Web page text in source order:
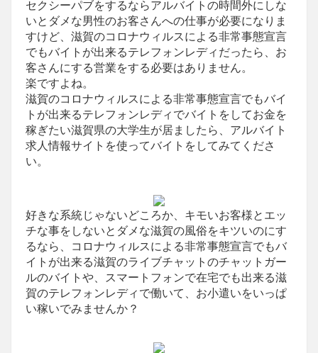
セクシーパブをするならアルバイトの時間外にしな
いとダメな男性のお客さんへの仕事が必要になりま
すけど、滋賀のコロナウィルスによる非常事態宣言
でもバイトが出来るテレフォンレディだったら、お
客さんにする営業をする必要はありません。
楽ですよね。
滋賀のコロナウィルスによる非常事態宣言でもバイ
トが出来るテレフォンレディでバイトをしてお金を
稼ぎたい滋賀県の大学生が居ましたら、アルバイト
求人情報サイトを使ってバイトをしてみてくださ
い。
好きな系統じゃないどころか、キモいお客様とエッ
チな事をしないとダメな滋賀の風俗をキツいのにす
るなら、コロナウィルスによる非常事態宣言でもバ
イトが出来る滋賀のライブチャットのチャットガー
ルのバイトや、スマートフォンで在宅でも出来る滋
賀のテレフォンレディで働いて、お小遣いをいっぱ
い稼いでみませんか？